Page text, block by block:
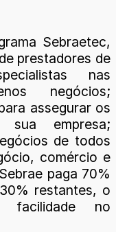
Sebraetec,
prestadores de
nas
negócios;
assegurar os
sua empresa;
de todos
comércio e
paga 70%
restantes, o
facilidade no